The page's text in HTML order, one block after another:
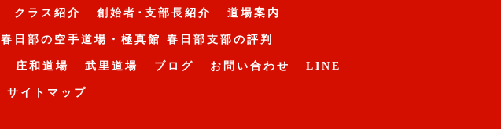
クラス紹介 創始者･支部長紹介 道場案内
春日部の空手道場・極真館 春日部支部の評判
庄和道場 武里道場 ブログ お問い合わせ LINE
サイトマップ